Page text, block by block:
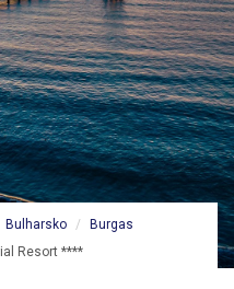
Bulharsko
Burgas
Resort ****